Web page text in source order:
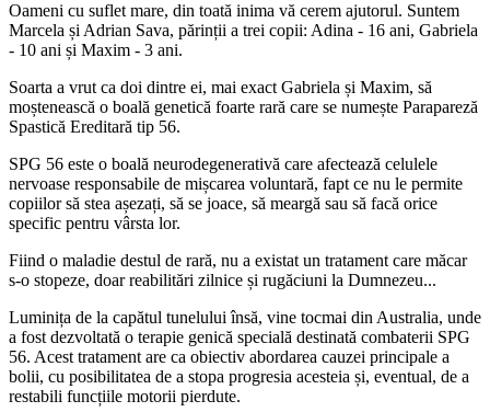
Oameni cu suflet mare, din toată inima vă cerem ajutorul. Suntem
Marcela și Adrian Sava, părinții a trei copii: Adina - 16 ani, Gabriela
- 10 ani și Maxim - 3 ani.
Soarta a vrut ca doi dintre ei, mai exact Gabriela și Maxim, să
moștenească o boală genetică foarte rară care se numește Parapareză
Spastică Ereditară tip 56.
SPG 56 este o boală neurodegenerativă care afectează celulele
nervoase responsabile de mișcarea voluntară, fapt ce nu le permite
copiilor să stea așezați, să se joace, să meargă sau să facă orice
specific pentru vârsta lor.
Fiind o maladie destul de rară, nu a existat un tratament care măcar
s-o stopeze, doar reabilitări zilnice și rugăciuni la Dumnezeu...
Luminița de la capătul tunelului însă, vine tocmai din Australia, unde
a fost dezvoltată o terapie genică specială destinată combaterii SPG
56. Acest tratament are ca obiectiv abordarea cauzei principale a
bolii, cu posibilitatea de a stopa progresia acesteia și, eventual, de a
restabili funcțiile motorii pierdute.